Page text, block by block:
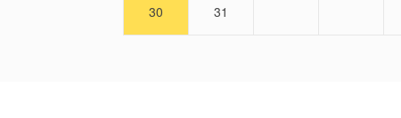
30 31